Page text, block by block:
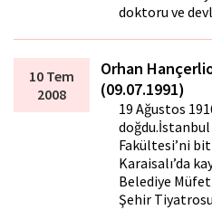
doktoru ve
10 Tem
2008
Orhan
(09.07.1991)
19 Ağustos
Fakültesi’ni
Karaisalı’da
Belediye
Şehir